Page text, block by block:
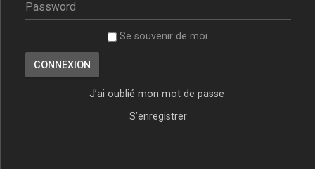
Se souvenir de moi
J’ai oublié mon mot de passe
S’enregistrer